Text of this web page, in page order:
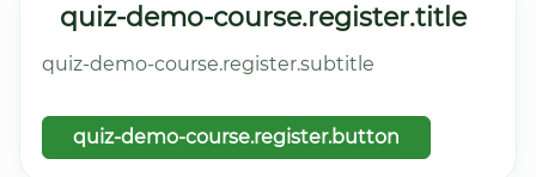
quiz-demo-course.register.title
quiz-demo-course.register.subtitle
quiz-demo-course.register.button